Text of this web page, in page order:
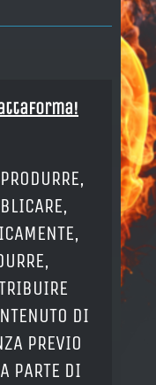
DI
PREVIO
PARTE DI